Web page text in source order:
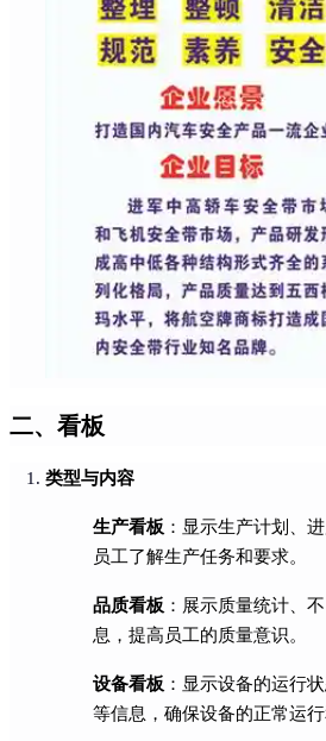
二、看板
类型与内容
生产看板 ：显示生产计划、
员工了解生产任务和要求。
品质看板 ：展示质量统计、
息，提高员工的质量意识。
设备看板 ：显示设备的运行
等信息，确保设备的正常运行